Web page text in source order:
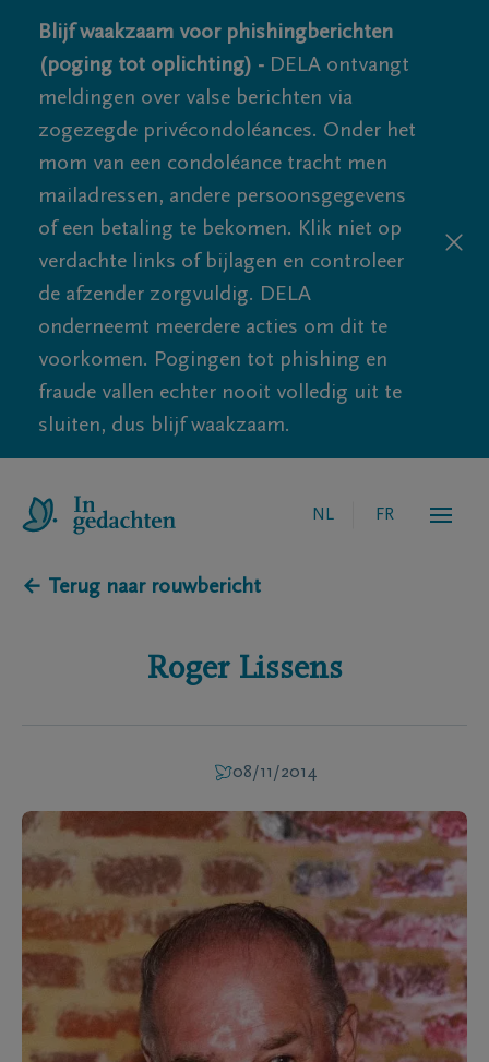
Blijf waakzaam voor phishingberichten
(poging tot oplichting) - DELA ontvangt
meldingen over valse berichten via
zogezegde privécondoléances. Onder het
mom van een condoléance tracht men
mailadressen, andere persoonsgegevens
of een betaling te bekomen. Klik niet op
verdachte links of bijlagen en controleer
de afzender zorgvuldig. DELA
onderneemt meerdere acties om dit te
voorkomen. Pogingen tot phishing en
fraude vallen echter nooit volledig uit te
sluiten, dus blijf waakzaam.
NL FR
← Terug naar rouwbericht
Roger Lissens
08/11/2014